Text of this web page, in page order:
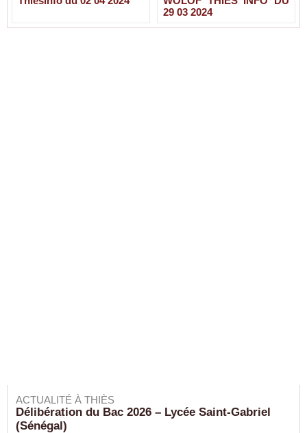
29 03 2024
ACTUALITÉ À THIÈS
Délibération du Bac 2026 – Lycée Saint-Gabriel
(Sénégal)